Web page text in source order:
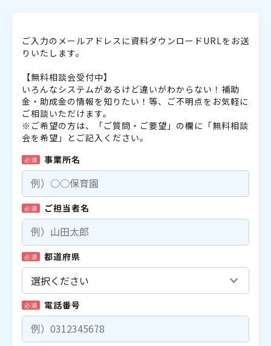
ご入力のメールアドレスに資料ダウンロードURLをお送
りいたします。
【無料相談会受付中】
いろんなシステムがあるけど違いがわからない！補助
金・助成金の情報を知りたい！等、ご不明点をお気軽に
ご相談いただけます。
※ご希望の方は、「ご質問・ご要望」の欄に「無料相談
会を希望」とご記入ください。
必須 事業所名
必須 ご担当者名
必須 都道府県
必須 電話番号